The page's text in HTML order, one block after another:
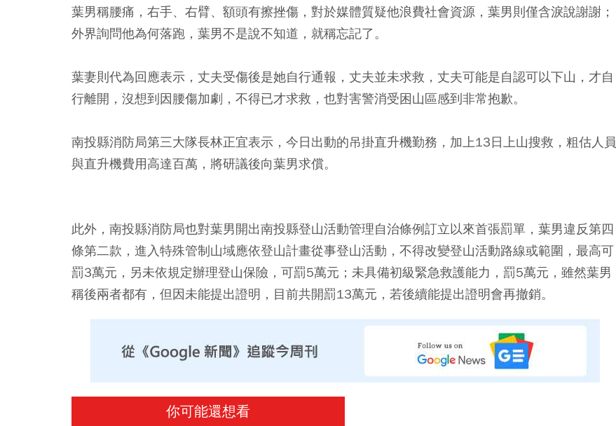
葉男稱腰痛，右手、右臂、額頭有擦挫傷，對於媒體質疑他浪費社會資源，葉男則僅含淚說謝謝；
外界詢問他為何落跑，葉男不是說不知道，就稱忘記了。
葉妻則代為回應表示，丈夫受傷後是她自行通報，丈夫並未求救，丈夫可能是自認可以下山，才自
行離開，沒想到因腰傷加劇，不得已才求救，也對害警消受困山區感到非常抱歉。
南投縣消防局第三大隊長林正宜表示，今日出動的吊掛直升機勤務，加上13日上山搜救，粗估人員
與直升機費用高達百萬，將研議後向葉男求償。
此外，南投縣消防局也對葉男開出南投縣登山活動管理自治條例訂立以來首張罰單，葉男違反第四
條第二款，進入特殊管制山域應依登山計畫從事登山活動，不得改變登山活動路線或範圍，最高可
罰3萬元，另未依規定辦理登山保險，可罰5萬元；未具備初級緊急救護能力，罰5萬元，雖然葉男
稱後兩者都有，但因未能提出證明，目前共開罰13萬元，若後續能提出證明會再撤銷。
你可能還想看